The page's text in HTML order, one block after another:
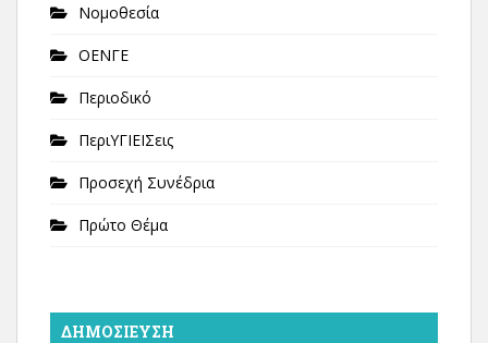
Νομοθεσία
ΟΕΝΓΕ
Περιοδικό
ΠεριΥΓΙΕΙΣεις
Προσεχή Συνέδρια
Πρώτο Θέμα
ΔΗΜΟΣΊΕΥΣΗ